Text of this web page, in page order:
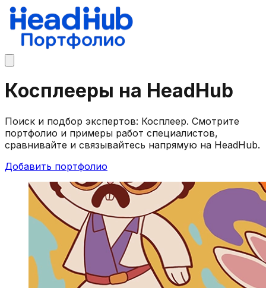
Косплееры на HeadHub
Поиск и подбор экспертов: Косплеер. Смотрите
портфолио и примеры работ специалистов,
сравнивайте и связывайтесь напрямую на HeadHub.
Добавить портфолио